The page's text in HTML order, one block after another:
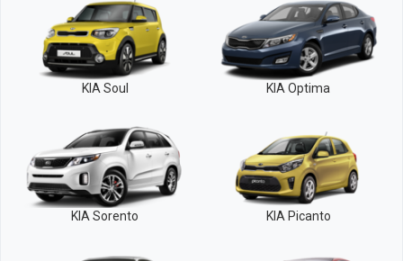
KIA Soul KIA Optima
KIA Sorento KIA Picanto